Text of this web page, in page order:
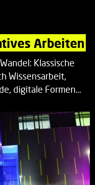
Arbeiten
Klassische
Wissensarbeit,
digitale Formen…